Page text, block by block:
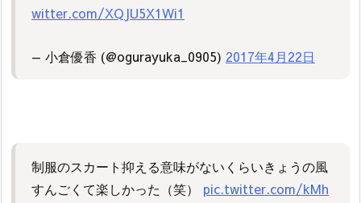
witter.com/XQJU5X1Wi1
— 小倉優香 (@ogurayuka_0905) 2017年4月22日
制服のスカート抑える意味がないくらいきょうの風
すんごくて楽しかった（笑） pic.twitter.com/kMh